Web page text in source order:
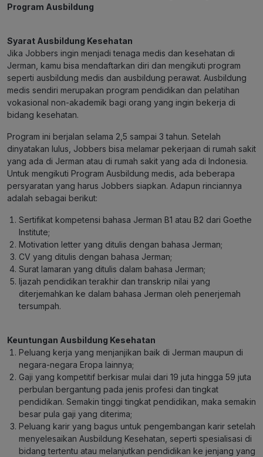
Program Ausbildung
Syarat Ausbildung Kesehatan
Jika Jobbers ingin menjadi tenaga medis dan kesehatan di
Jerman, kamu bisa mendaftarkan diri dan mengikuti program
seperti ausbildung medis dan ausbildung perawat. Ausbildung
medis sendiri merupakan program pendidikan dan pelatihan
vokasional non-akademik bagi orang yang ingin bekerja di
bidang kesehatan.
Program ini berjalan selama 2,5 sampai 3 tahun. Setelah
dinyatakan lulus, Jobbers bisa melamar pekerjaan di rumah sakit
yang ada di Jerman atau di rumah sakit yang ada di Indonesia.
Untuk mengikuti Program Ausbildung medis, ada beberapa
persyaratan yang harus Jobbers siapkan. Adapun rinciannya
adalah sebagai berikut:
Sertifikat kompetensi bahasa Jerman B1 atau B2 dari Goethe
Institute;
Motivation letter yang ditulis dengan bahasa Jerman;
CV yang ditulis dengan bahasa Jerman;
Surat lamaran yang ditulis dalam bahasa Jerman;
Ijazah pendidikan terakhir dan transkrip nilai yang
diterjemahkan ke dalam bahasa Jerman oleh penerjemah
tersumpah.
Keuntungan Ausbildung Kesehatan
Peluang kerja yang menjanjikan baik di Jerman maupun di
negara-negara Eropa lainnya;
Gaji yang kompetitif berkisar mulai dari 19 juta hingga 59 juta
perbulan bergantung pada jenis profesi dan tingkat
pendidikan. Semakin tinggi tingkat pendidikan, maka semakin
besar pula gaji yang diterima;
Peluang karir yang bagus untuk pengembangan karir setelah
menyelesaikan Ausbildung Kesehatan, seperti spesialisasi di
bidang tertentu atau melanjutkan pendidikan ke jenjang yang